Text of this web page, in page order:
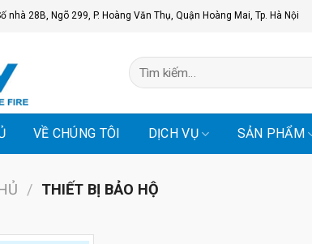
nhà 28B, Ngõ 299, P. Hoàng Văn Thụ, Quận Hoàng Mai, Tp. Hà Nội
Tìm
kiếm:
VỀ CHÚNG TÔI DỊCH VỤ SẢN PHẨM
/ THIẾT BỊ BẢO HỘ